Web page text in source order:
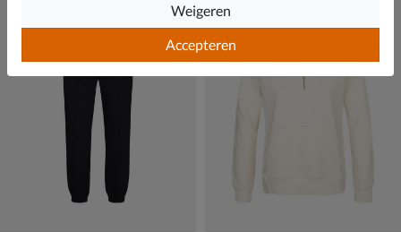
Accepteren
Weigeren